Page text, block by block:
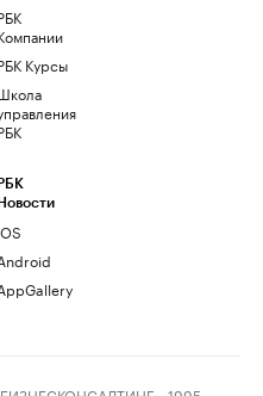
Курсы
РБК
Новости